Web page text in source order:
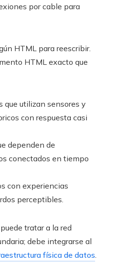
por cable para
HTML para reescribir.
HTML exacto que
que utilizan sensores y
con respuesta casi
dependen de
conectados en tiempo
con experiencias
perceptibles.
tratar a la red
debe integrarse al
física de datos.